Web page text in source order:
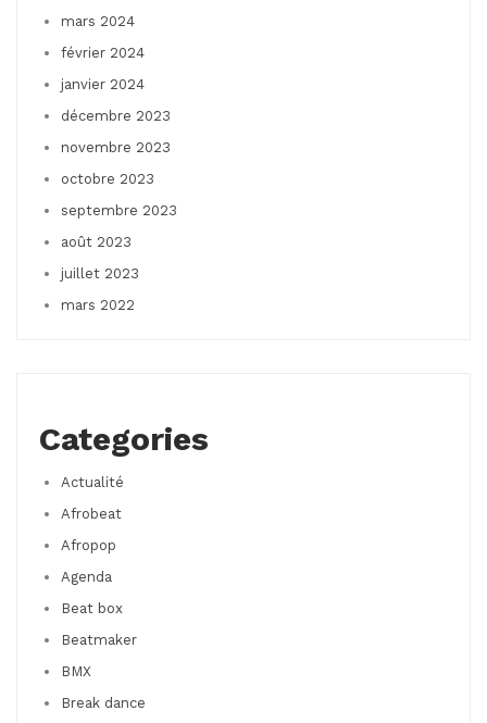
mars 2024
février 2024
janvier 2024
décembre 2023
novembre 2023
octobre 2023
septembre 2023
août 2023
juillet 2023
mars 2022
Categories
Actualité
Afrobeat
Afropop
Agenda
Beat box
Beatmaker
BMX
Break dance